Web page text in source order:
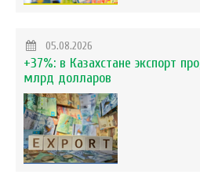
05.08.2026
+37%: в Казахстане экспорт
млрд долларов